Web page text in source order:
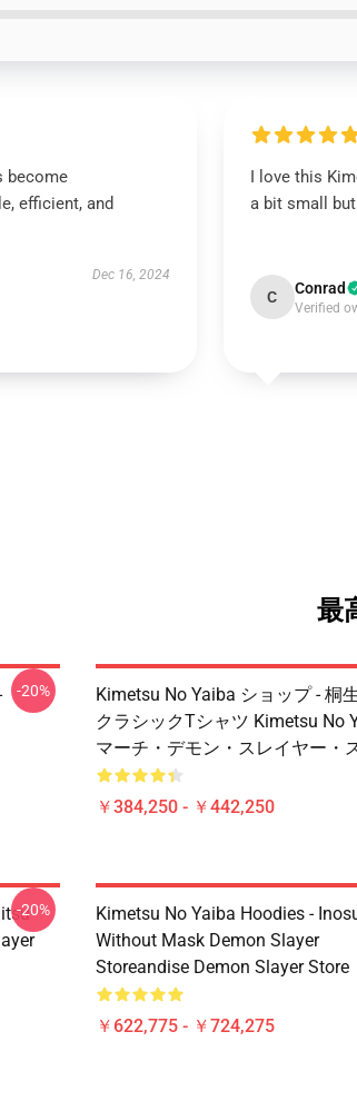
become
efficient, and
Dec 16, 2024
I love this
a bit small
C Conrad
Verified
最
-20%
Kimetsu No Yaiba ショップ - 桐
クラシックTシャツ Kimetsu No
マーチ・デモン・スレイヤー・
￥384,250 - ￥442,250
-20%
Kimetsu No Yaiba Hoodies -
Without Mask Demon Slayer
Storeandise Demon Slayer Store
￥622,775 - ￥724,275